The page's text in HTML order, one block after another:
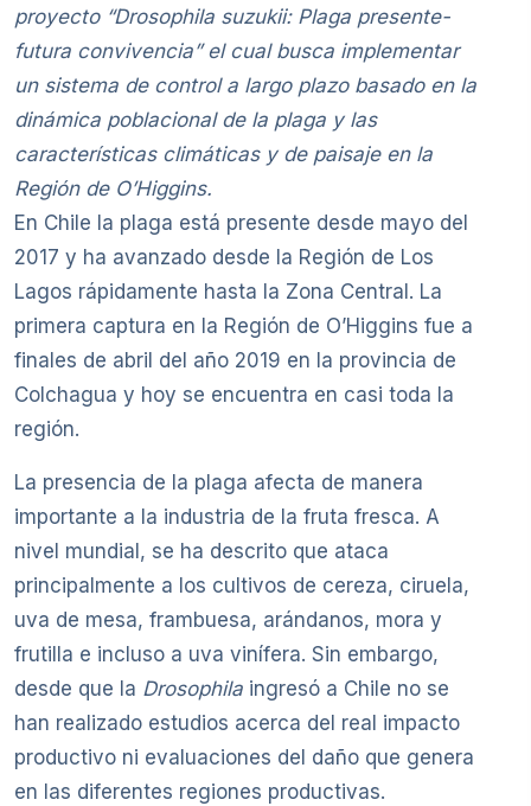
proyecto “Drosophila suzukii: Plaga presente-
futura convivencia” el cual busca implementar
un sistema de control a largo plazo basado en la
dinámica poblacional de la plaga y las
características climáticas y de paisaje en la
Región de O’Higgins.
En Chile la plaga está presente desde mayo del
2017 y ha avanzado desde la Región de Los
Lagos rápidamente hasta la Zona Central. La
primera captura en la Región de O’Higgins fue a
finales de abril del año 2019 en la provincia de
Colchagua y hoy se encuentra en casi toda la
región.
La presencia de la plaga afecta de manera
importante a la industria de la fruta fresca. A
nivel mundial, se ha descrito que ataca
principalmente a los cultivos de cereza, ciruela,
uva de mesa, frambuesa, arándanos, mora y
frutilla e incluso a uva vinífera. Sin embargo,
desde que la Drosophila ingresó a Chile no se
han realizado estudios acerca del real impacto
productivo ni evaluaciones del daño que genera
en las diferentes regiones productivas.